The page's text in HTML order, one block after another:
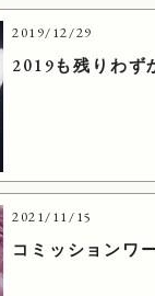
2019/12/29
2019も残りわず
2021/11/15
コミッションワ